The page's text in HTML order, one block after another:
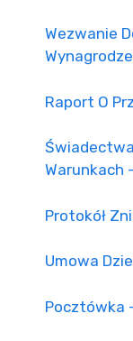
Wezwanie
Raport O
Warunkach
Protokół
Umowa
Pocztówka